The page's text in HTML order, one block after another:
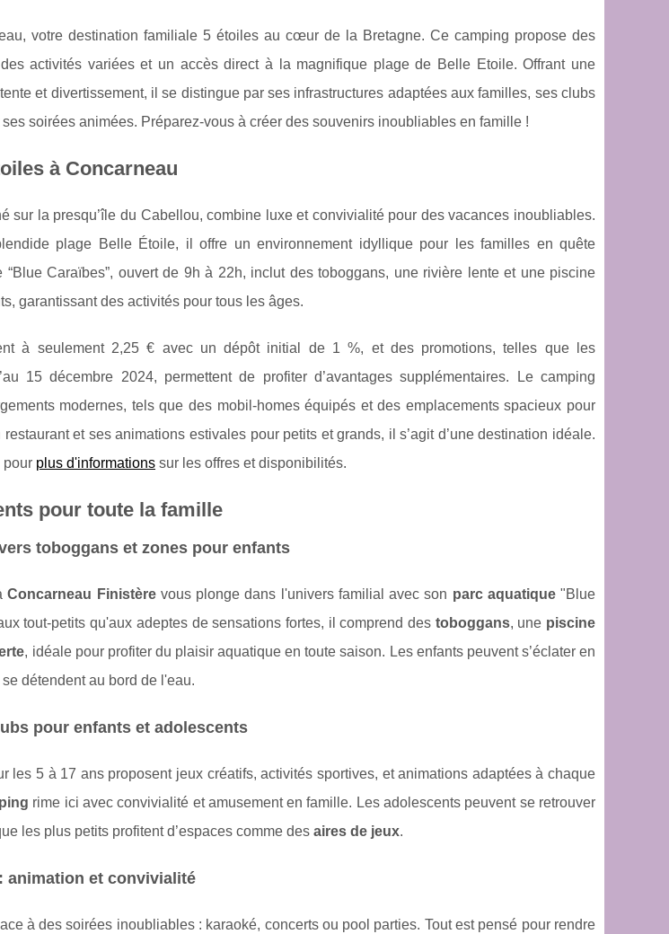
votre destination familiale 5 étoiles au cœur de la Bretagne. Ce camping propose des
activités variées et un accès direct à la magnifique plage de Belle Etoile. Offrant une
et divertissement, il se distingue par ses infrastructures adaptées aux familles, ses clubs
soirées animées. Préparez-vous à créer des souvenirs inoubliables en famille !
à Concarneau
sur la presqu’île du Cabellou, combine luxe et convivialité pour des vacances inoubliables.
plage Belle Étoile, il offre un environnement idyllique pour les familles en quête
“Blue Caraïbes”, ouvert de 9h à 22h, inclut des toboggans, une rivière lente et une piscine
garantissant des activités pour tous les âges.
à seulement 2,25 € avec un dépôt initial de 1 %, et des promotions, telles que les
15 décembre 2024, permettent de profiter d’avantages supplémentaires. Le camping
modernes, tels que des mobil-homes équipés et des emplacements spacieux pour
et ses animations estivales pour petits et grands, il s’agit d’une destination idéale.
pour plus d'informations sur les offres et disponibilités.
pour toute la famille
toboggans et zones pour enfants
Concarneau Finistèrevous plonge dans l'univers familial avec son parc aquatique"Blue
tout-petits qu'aux adeptes de sensations fortes, il comprend des toboggans, une piscine
, idéale pour profiter du plaisir aquatique en toute saison. Les enfants peuvent s’éclater en
détendent au bord de l'eau.
pour enfants et adolescents
les 5 à 17 ans proposent jeux créatifs, activités sportives, et animations adaptées à chaque
rime ici avec convivialité et amusement en famille. Les adolescents peuvent se retrouver
les plus petits profitent d’espaces comme des aires de jeux.
animation et convivialité
à des soirées inoubliables : karaoké, concerts ou pool parties. Tout est pensé pour rendre